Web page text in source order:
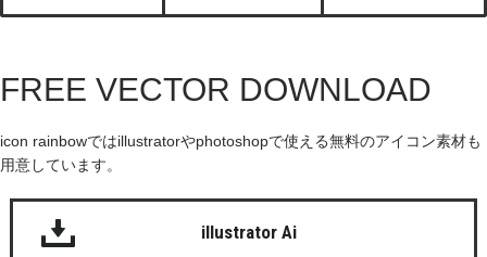
FREE VECTOR DOWNLOAD
icon rainbowではillustratorやphotoshopで使える無料のアイコン素材も
用意しています。
illustrator Ai